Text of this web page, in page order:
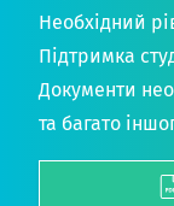
Необхідний
Підтримка
Документи
та багато